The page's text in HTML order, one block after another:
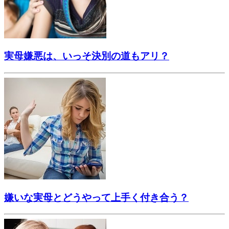
実母嫌悪は、いっそ決別の道もアリ？
嫌いな実母とどうやって上手く付き合う？